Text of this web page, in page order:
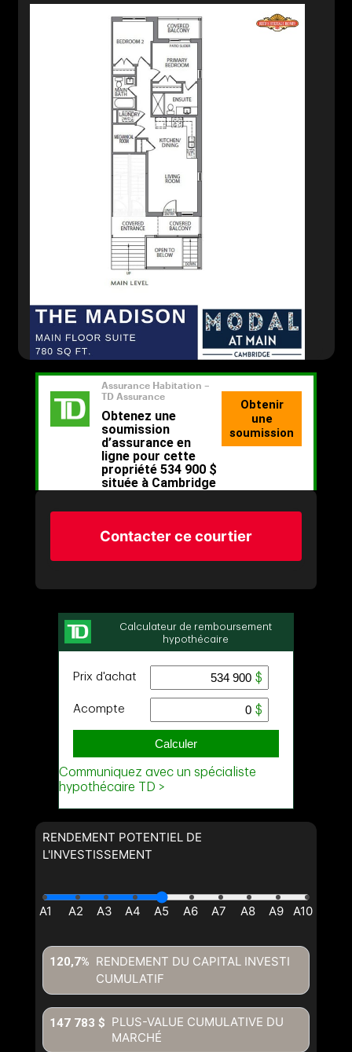
Contacter ce courtier
RENDEMENT POTENTIEL DE
L'INVESTISSEMENT
RENDEMENT DU CAPITAL INVESTI
CUMULATIF
120,7%
PLUS-VALUE CUMULATIVE DU
MARCHÉ
147 783 $